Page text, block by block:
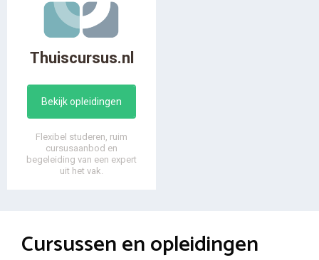
Thuiscursus.nl
Bekijk opleidingen
Flexibel studeren, ruim
cursusaanbod en
begeleiding van een expert
uit het vak.
Cursussen en opleidingen